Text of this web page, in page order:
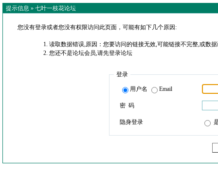
提示信息 » 七叶一枝花论坛
您没有登录或者您没有权限访问此页面，可能有如下几个原因:
读取数据错误,原因：您要访问的链接无效,可能链接不完整,或数
您还不是论坛会员,请先登录论坛
登录
用户名 Email
密 码
隐身登录